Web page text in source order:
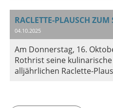
RACLETTE-PLAUSCH
04.10.2025
Am Donnerstag, 16.
Rothrist seine
alljährlichen Raclette-